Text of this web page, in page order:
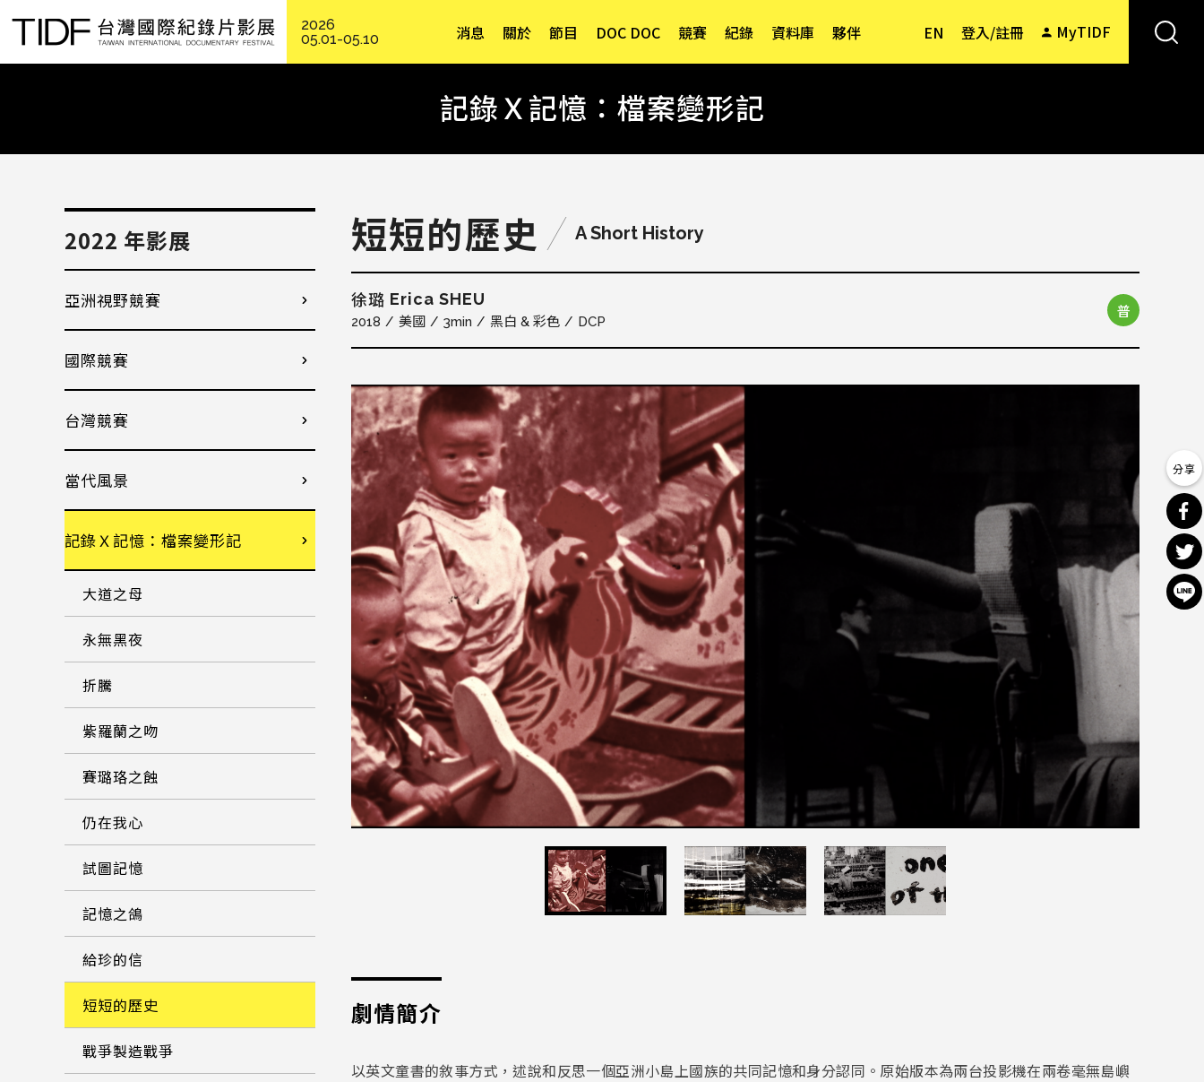
2026
05.01-05.10
EN 登入/註冊 MyTIDF
消息 關於 節目 DOC DOC 競賽 紀錄 資料庫 夥伴
記錄Ｘ記憶：檔案變形記
短短的歷史 A Short History
徐璐 Erica SHEU
2018 美國 3min 黑白 & 彩色 DCP
普
劇情簡介
以英文童書的敘事方式，述說和反思一個亞洲小島上國族的共同記憶和身分認同。原始版本為兩台投影機在兩卷毫無島嶼
2022 年影展
亞洲視野競賽
國際競賽
台灣競賽
當代風景
記錄Ｘ記憶：檔案變形記
大道之母
永無黑夜
折騰
紫羅蘭之吻
賽璐珞之蝕
仍在我心
試圖記憶
記憶之鴿
給珍的信
短短的歷史
戰爭製造戰爭